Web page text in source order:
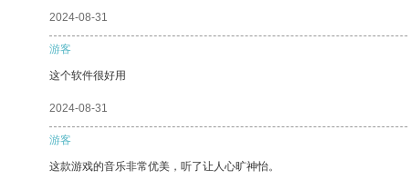
2024-08-31
游客
这个软件很好用
2024-08-31
游客
这款游戏的音乐非常优美，听了让人心旷神怡。